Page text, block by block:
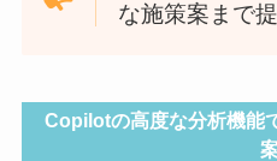
な施策案まで
Copilotの高度な分析機能